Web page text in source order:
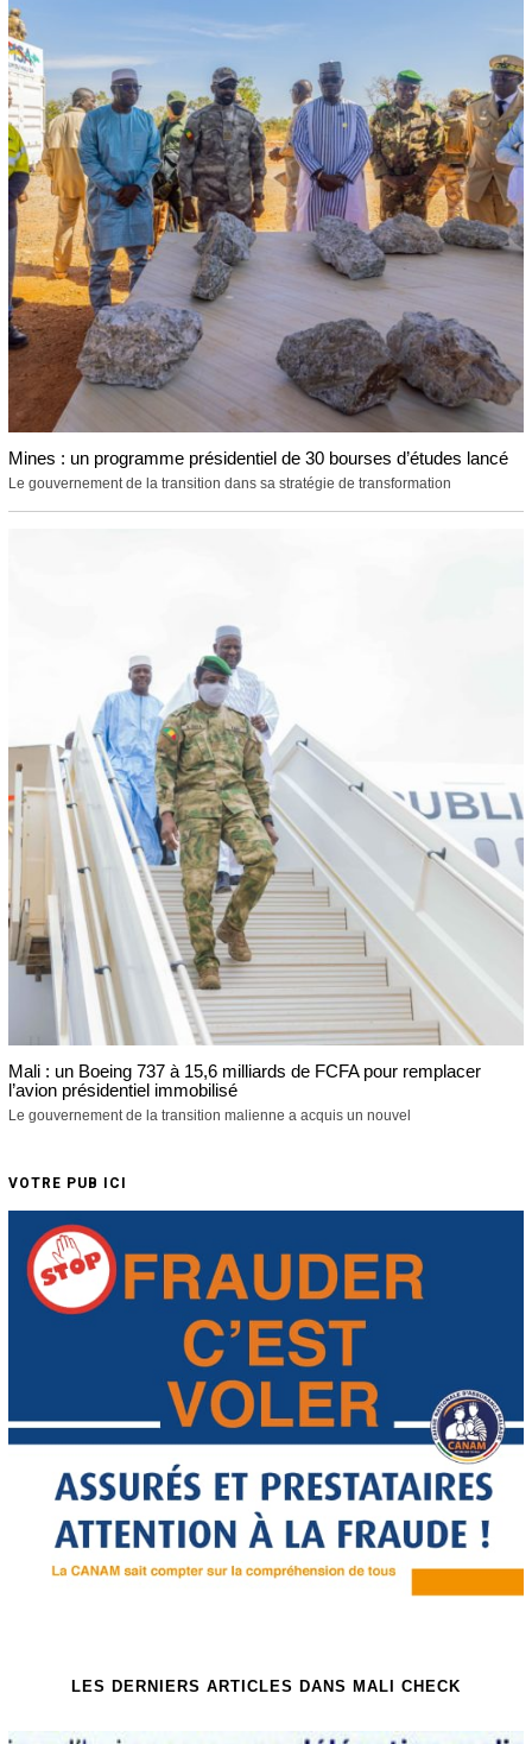
Mines : un programme présidentiel de 30 bourses d’études lancé
Le gouvernement de la transition dans sa stratégie de transformation
Mali : un Boeing 737 à 15,6 milliards de FCFA pour remplacer
l’avion présidentiel immobilisé
Le gouvernement de la transition malienne a acquis un nouvel
VOTRE PUB ICI
LES DERNIERS ARTICLES DANS MALI CHECK